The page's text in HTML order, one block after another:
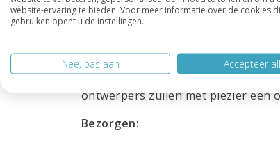
We begrijpen dat elk huis uniek is
voldoen. Daarom bieden wij de
perfect passende oplossing krijgt
voor een kleine ruimte, een
klaar om aan jouw eisen te
ontwerpers zullen met plezier een
Bezorgen:
website-ervaring te bieden. Voor meer informatie over de cookies
gebruiken opent u de instellingen.
Nee, pas aan Accepteer